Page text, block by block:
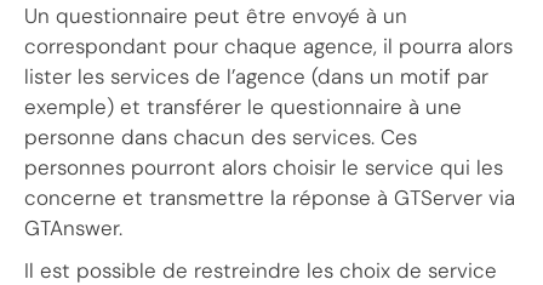
Un questionnaire peut être envoyé à un
correspondant pour chaque agence, il pourra alors
lister les services de l’agence (dans un motif par
exemple) et transférer le questionnaire à une
personne dans chacun des services. Ces
personnes pourront alors choisir le service qui les
concerne et transmettre la réponse à GTServer via
GTAnswer.
Il est possible de restreindre les choix de service